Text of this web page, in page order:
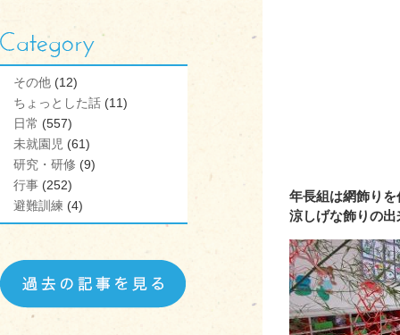
その他 (12)
ちょっとした話 (11)
日常 (557)
未就園児 (61)
研究・研修 (9)
行事 (252)
避難訓練 (4)
年長組は網飾り
涼しげな飾りの